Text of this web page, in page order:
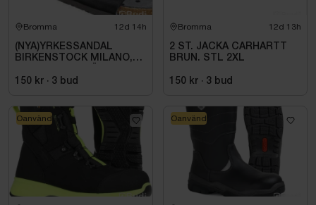
Bromma 12d 14h
(NYA)YRKESSANDAL
BIRKENSTOCK MILANO,
SVART. STL 42
150 kr · 3 bud
Bromma 12d 13h
2 ST. JACKA CARHARTT
BRUN. STL 2XL
150 kr · 3 bud
Oanvänd Oanvänd